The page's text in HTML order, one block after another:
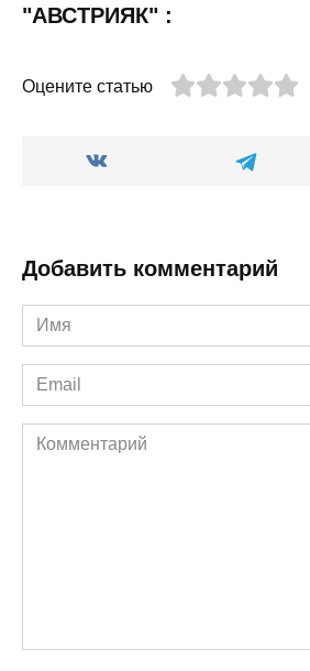
"АВСТРИЯК" :
Оцените статью
Добавить комментарий
Имя
*
Email
*
Комментарий